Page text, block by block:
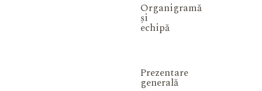
Organigramă
și
echipă
Prezentare
generală